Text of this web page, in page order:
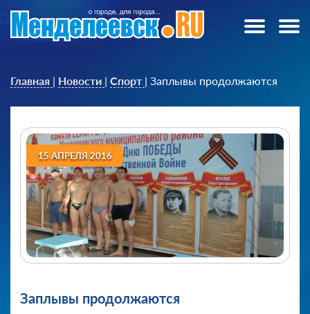
Главная | Новости | Спорт | Заплывы продолжаются
15 АПРЕЛЯ 2016
Заплывы продолжаются